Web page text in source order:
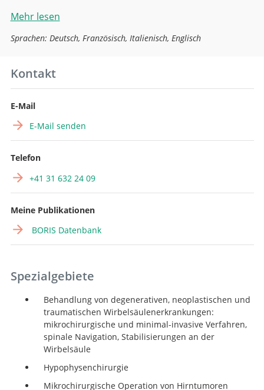
Mehr lesen
Sprachen: Deutsch, Französisch, Italienisch, Englisch
Kontakt
E-Mail
E-Mail senden
Telefon
+41 31 632 24 09
Meine Publikationen
BORIS Datenbank
Spezialgebiete
Behandlung von degenerativen, neoplastischen und
traumatischen Wirbelsäulenerkrankungen:
mikrochirurgische und minimal-invasive Verfahren,
spinale Navigation, Stabilisierungen an der
Wirbelsäule
Hypophysenchirurgie
Mikrochirurgische Operation von Hirntumoren